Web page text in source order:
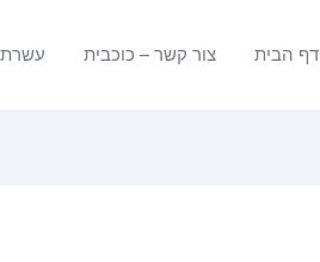
דף הבית צור קשר – כוכבית עשרת